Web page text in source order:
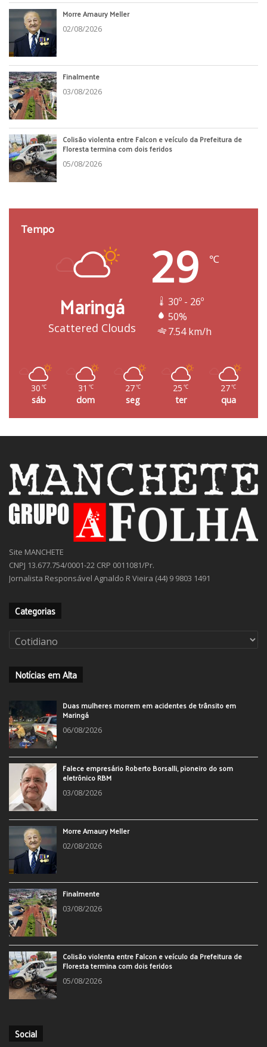
Morre Amaury Meller
02/08/2026
Finalmente
03/08/2026
Colisão violenta entre Falcon e veículo da Prefeitura de
Floresta termina com dois feridos
05/08/2026
Tempo
Maringá
Scattered Clouds
29 ℃
30º - 26º
50%
7.54 km/h
30 ℃
sáb
31 ℃
dom
27℃
seg
25 ℃
ter
27℃
qua
Site MANCHETE
CNPJ 13.677.754/0001-22 CRP 0011081/Pr.
Jornalista Responsável Agnaldo R Vieira (44) 9 9803 1491
Categorias
Categorias
Notícias em Alta
Duas mulheres morrem em acidentes de trânsito em
Maringá
06/08/2026
Falece empresário Roberto Borsalli, pioneiro do som
eletrônico RBM
03/08/2026
Morre Amaury Meller
02/08/2026
Finalmente
03/08/2026
Colisão violenta entre Falcon e veículo da Prefeitura de
Floresta termina com dois feridos
05/08/2026
Social